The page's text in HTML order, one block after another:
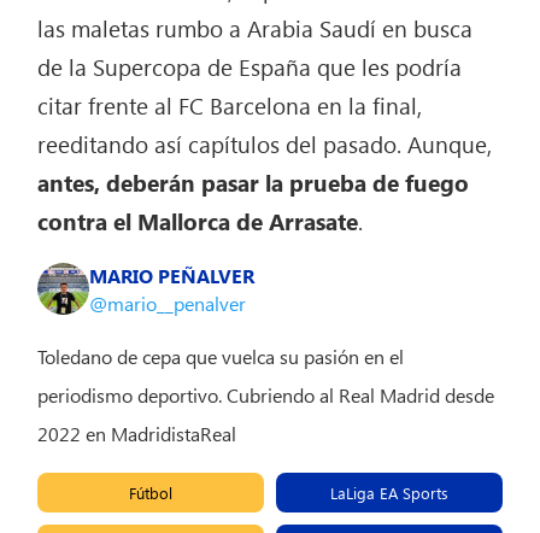
las maletas rumbo a Arabia Saudí en busca
de la Supercopa de España que les podría
citar frente al FC Barcelona en la final,
reeditando así capítulos del pasado. Aunque,
antes, deberán pasar la prueba de fuego
contra el Mallorca de Arrasate.
MARIO PEÑALVER
@mario__penalver
Toledano de cepa que vuelca su pasión en el
periodismo deportivo. Cubriendo al Real Madrid desde
2022 en MadridistaReal
Fútbol LaLiga EA Sports